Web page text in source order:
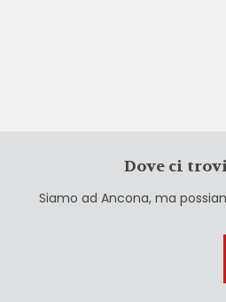
Dove ci
Siamo ad Ancona, ma